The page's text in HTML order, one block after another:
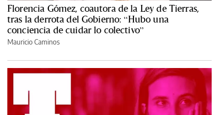
Florencia Gómez, coautora de la Ley de Tierras,
tras la derrota del Gobierno: “Hubo una
conciencia de cuidar lo colectivo”
Mauricio Caminos